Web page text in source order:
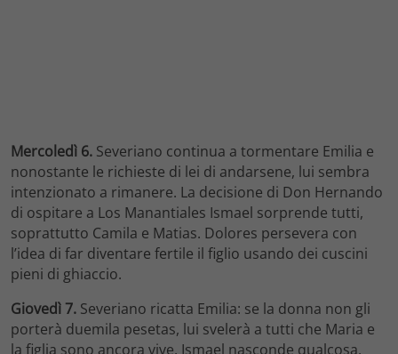
Mercoledì 6. Severiano continua a tormentare Emilia e
nonostante le richieste di lei di andarsene, lui sembra
intenzionato a rimanere. La decisione di Don Hernando
di ospitare a Los Manantiales Ismael sorprende tutti,
soprattutto Camila e Matias. Dolores persevera con
l’idea di far diventare fertile il figlio usando dei cuscini
pieni di ghiaccio.
Giovedì 7. Severiano ricatta Emilia: se la donna non gli
porterà duemila pesetas, lui svelerà a tutti che Maria e
la figlia sono ancora vive. Ismael nasconde qualcosa.